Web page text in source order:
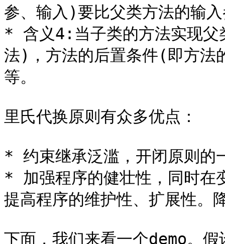
参、输入)要比父类方法的输
* 含义4:当子类的方法实现父
法)，方法的后置条件(即方法
等。
里氏代换原则有众多优点：
* 约束继承泛滥，开闭原则的
* 加强程序的健壮性，同时在
提高程序的维护性、扩展性。
下面，我们来看一个demo。